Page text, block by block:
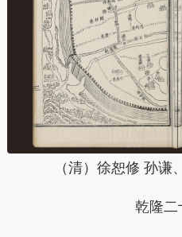
（清）徐恕修 孙谦
乾隆二